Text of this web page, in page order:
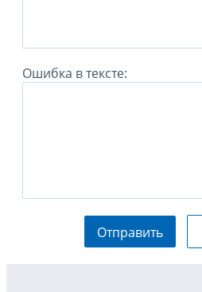
Ошибка в тексте:
Отправить